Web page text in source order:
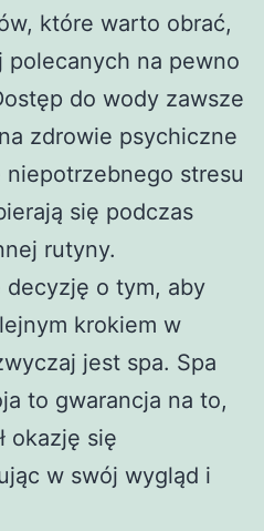
które warto obrać,
polecanych na pewno
do wody zawsze
zdrowie psychiczne
stresu
się podczas
rutyny.
o tym, aby
krokiem w
jest spa. Spa
to gwarancja na to,
okazję się
w swój wygląd i